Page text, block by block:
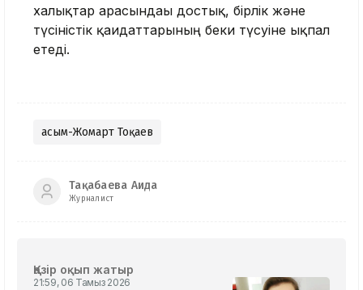
халықтар арасындағы достық, бірлік және
түсіністік қағидаттарының беки түсуіне ықпал
етеді.
Қасым-Жомарт Тоқаев
Тақабаева Аида
Журналист
Қазір оқып жатыр
21:59, 06 Тамыз 2026